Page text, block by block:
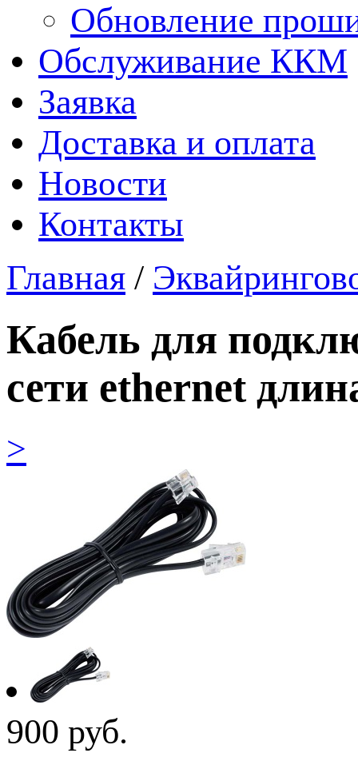
Обновление
Обслуживание ККМ
Заявка
Доставка и оплата
Новости
Контакты
Главная /
Кабель для
сети ethernet
>
900 руб.